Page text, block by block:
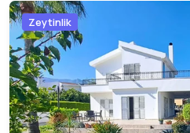
Zeytinlik